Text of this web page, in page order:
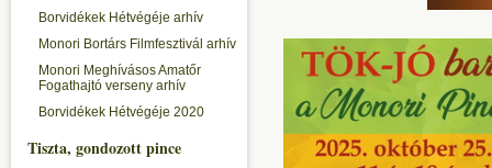
Borvidékek Hétvégéje arhív
Monori Bortárs Filmfesztivál arhív
Monori Meghívásos Amatőr
Fogathajtó verseny arhív
Borvidékek Hétvégéje 2020
Tiszta, gondozott pince